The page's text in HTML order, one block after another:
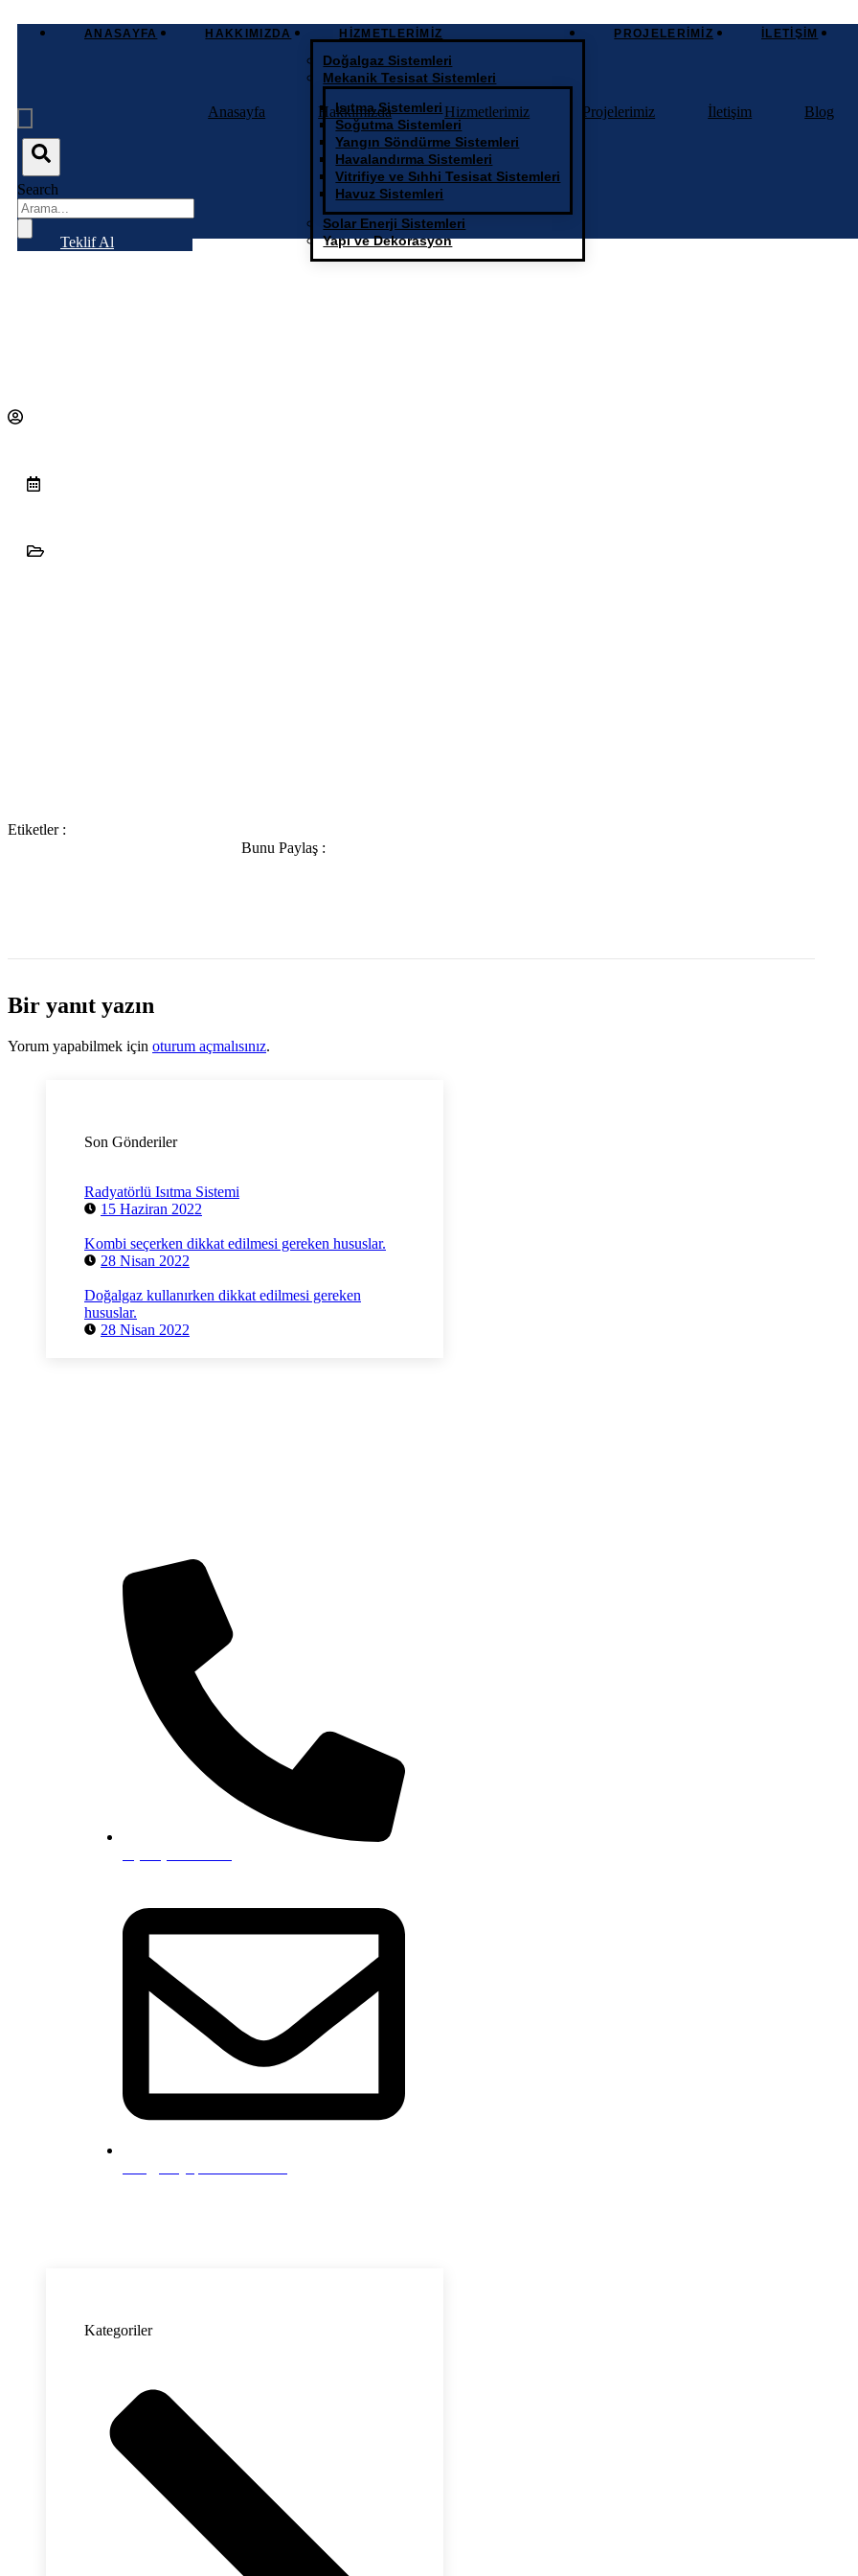
ANASAYFA HAKKIMIZDA HIZMETLERIMIZ
Doğalgaz Sistemleri
Mekanik Tesisat Sistemleri
Isıtma Sistemleri
Soğutma Sistemleri
Yangın Söndürme Sistemleri
Havalandırma Sistemleri
Vitrifiye ve Sıhhi Tesisat Sistemleri
Havuz Sistemleri
Solar Enerji Sistemleri
Yapı ve Dekorasyon
PROJELERIMIZ İLETIŞIM
Anasayfa Hakkımızda Hizmetlerimiz Projelerimiz İletişim Blog
Search
Teklif Al
Etiketler :
Bunu Paylaş :
Bir yanıt yazın
Yorum yapabilmek için oturum açmalısınız.
Son Gönderiler
Radyatörlü Isıtma Sistemi
15 Haziran 2022
Kombi seçerken dikkat edilmesi gereken hususlar.
28 Nisan 2022
Doğalgaz kullanırken dikkat edilmesi gereken
hususlar.
28 Nisan 2022
Kategoriler